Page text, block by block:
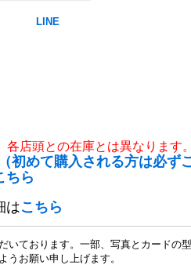
店頭との在庫とは異なります。
めて購入される方は必ず
ちら
はこちら
ております。一部、写真とカードの
うお願い申し上げます。